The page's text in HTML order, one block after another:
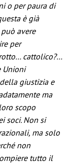
o per paura di
è già
avere
per
cattolico?…
Unioni
giustizia e
ma
scopo
soci. Non si
ma solo
non
tutto il